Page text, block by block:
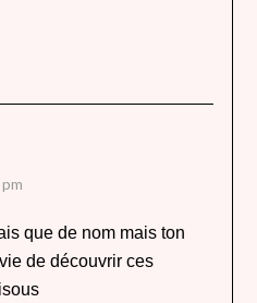
que de nom mais ton
de découvrir ces